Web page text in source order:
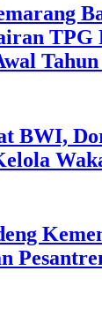
Tahun
BWI,